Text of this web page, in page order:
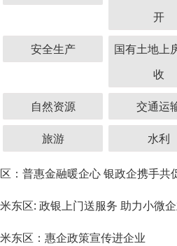
开
安全生产
国有土地上
收
自然资源 交通运
旅游 水利
区：普惠金融暖企心 银政企携手共
米东区: 政银上门送服务 助力小微
米东区：惠企政策宣传进企业